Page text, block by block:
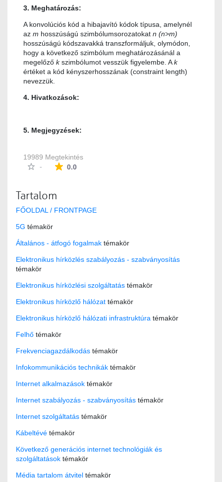
3. Meghatározás:
A konvolúciós kód a hibajavító kódok típusa, amelynél
az m hosszúságú szimbólumsorozatokat n (n>m)
hosszúságú kódszavakká transzformáljuk, olymódon,
hogy a következő szimbólum meghatározásánál a
megelőző kszimbólumot vesszük figyelembe. Ak
értéket a kód kényszerhosszának (constraint length)
nevezzük.
4. Hivatkozások:
5. Megjegyzések:
19989 Megtekintés
-
0.0Az átlagos minősítés 0 csillag a lehetséges 5-
Tartalom
FŐOLDAL / FRONTPAGE
5G témakör
Általános - átfogó fogalmak témakör
Elektronikus hírközlés szabályozás - szabványosítás
témakör
Elektronikus hírközlési szolgáltatás témakör
Elektronikus hírközlő hálózat témakör
Elektronikus hírközlő hálózati infrastruktúra témakör
Felhő témakör
Frekvenciagazdálkodás témakör
Infokommunikációs technikák témakör
Internet alkalmazások témakör
Internet szabályozás - szabványosítás témakör
Internet szolgáltatás témakör
Kábeltévé témakör
Következő generációs internet technológiák és
szolgáltatások témakör
Média tartalom átvitel témakör